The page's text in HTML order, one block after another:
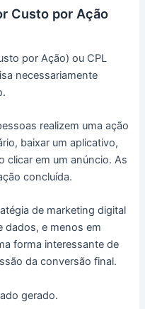
Custo por Ação
por Ação) ou CPL
necessariamente
realizem uma ação
baixar um aplicativo,
clicar em um anúncio. As
concluída.
de marketing digital
dados, e menos em
forma interessante de
da conversão final.
gerado.